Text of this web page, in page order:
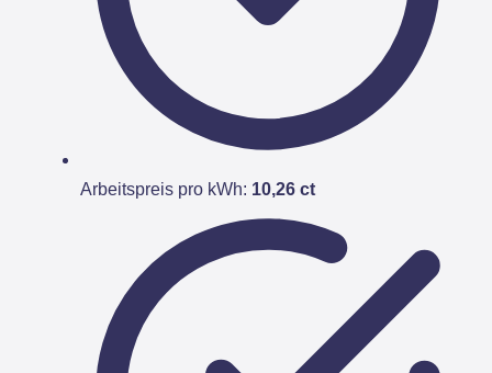
Arbeitspreis pro kWh: 10,26 ct